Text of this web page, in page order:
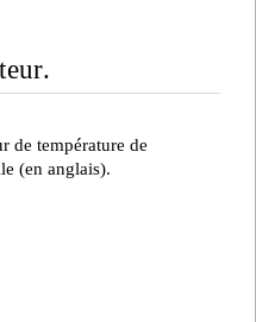
de température de
(en anglais).